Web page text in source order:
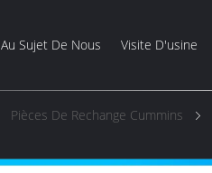
Au Sujet De Nous Visite D'usine
Pièces De Rechange Cummins